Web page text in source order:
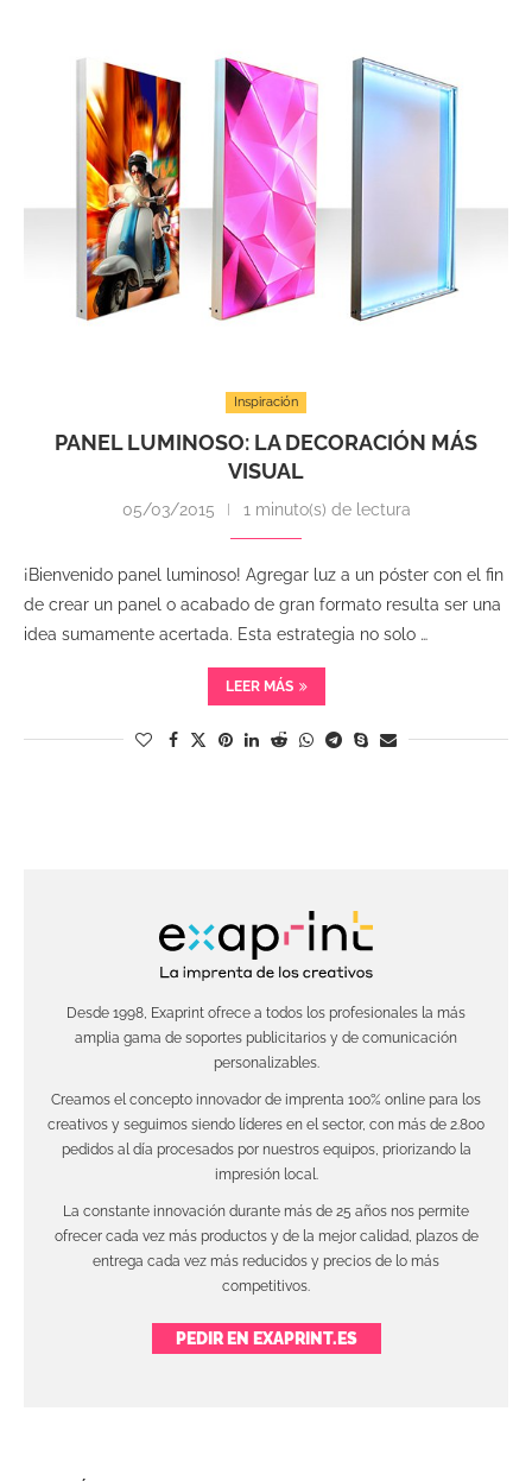
Inspiración
PANEL LUMINOSO: LA DECORACIÓN MÁS
VISUAL
05/03/2015 1 minuto(s) de lectura
¡Bienvenido panel luminoso! Agregar luz a un póster con el fin
de crear un panel o acabado de gran formato resulta ser una
idea sumamente acertada. Esta estrategia no solo …
LEER MÁS
Desde 1998, Exaprint ofrece a todos los profesionales la más
amplia gama de soportes publicitarios y de comunicación
personalizables.
Creamos el concepto innovador de imprenta 100% online para los
creativos y seguimos siendo líderes en el sector, con más de 2.800
pedidos al día procesados por nuestros equipos, priorizando la
impresión local.
La constante innovación durante más de 25 años nos permite
ofrecer cada vez más productos y de la mejor calidad, plazos de
entrega cada vez más reducidos y precios de lo más
competitivos.
PEDIR EN EXAPRINT.ES